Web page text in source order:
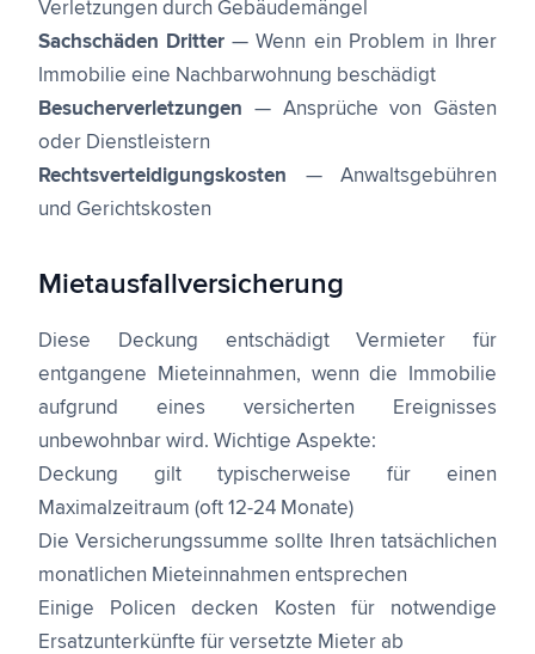
Verletzungen durch Gebäudemängel
Sachschäden Dritter — Wenn ein Problem in Ihrer
Immobilie eine Nachbarwohnung beschädigt
Besucherverletzungen — Ansprüche von Gästen
oder Dienstleistern
Rechtsverteidigungskosten — Anwaltsgebühren
und Gerichtskosten
Mietausfallversicherung
Diese Deckung entschädigt Vermieter für
entgangene Mieteinnahmen, wenn die Immobilie
aufgrund eines versicherten Ereignisses
unbewohnbar wird. Wichtige Aspekte:
Deckung gilt typischerweise für einen
Maximalzeitraum (oft 12-24 Monate)
Die Versicherungssumme sollte Ihren tatsächlichen
monatlichen Mieteinnahmen entsprechen
Einige Policen decken Kosten für notwendige
Ersatzunterkünfte für versetzte Mieter ab